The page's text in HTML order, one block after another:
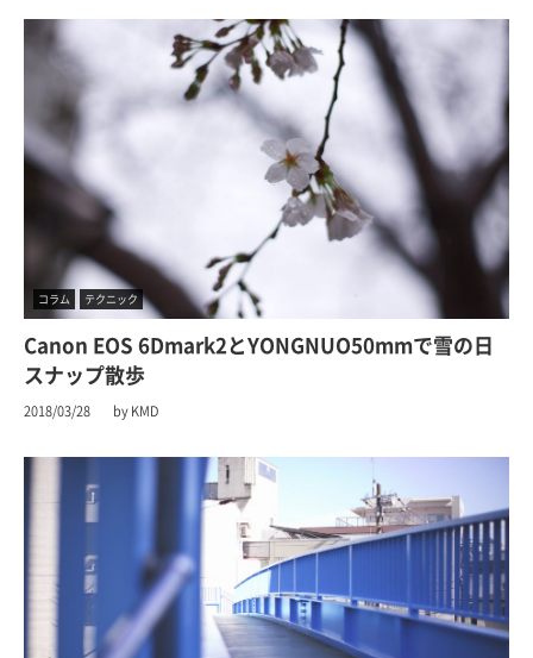
コラム テクニック
Canon EOS 6Dmark2とYONGNUO50mmで雪の日
スナップ散歩
2018/03/28 by KMD